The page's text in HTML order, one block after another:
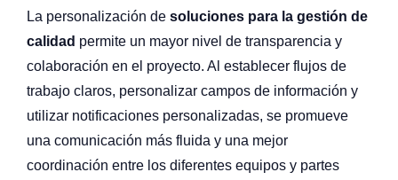
La personalización de soluciones para la gestión de
calidad permite un mayor nivel de transparencia y
colaboración en el proyecto. Al establecer flujos de
trabajo claros, personalizar campos de información y
utilizar notificaciones personalizadas, se promueve
una comunicación más fluida y una mejor
coordinación entre los diferentes equipos y partes